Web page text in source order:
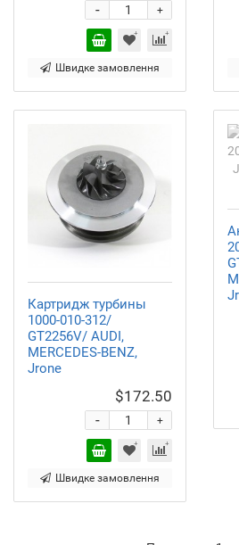
+
-
Швидке замовлення
Картридж турбины
1000-010-312/
GT2256V/ AUDI,
MERCEDES-BENZ,
Jrone
$172.50
+
-
Швидке замовлення